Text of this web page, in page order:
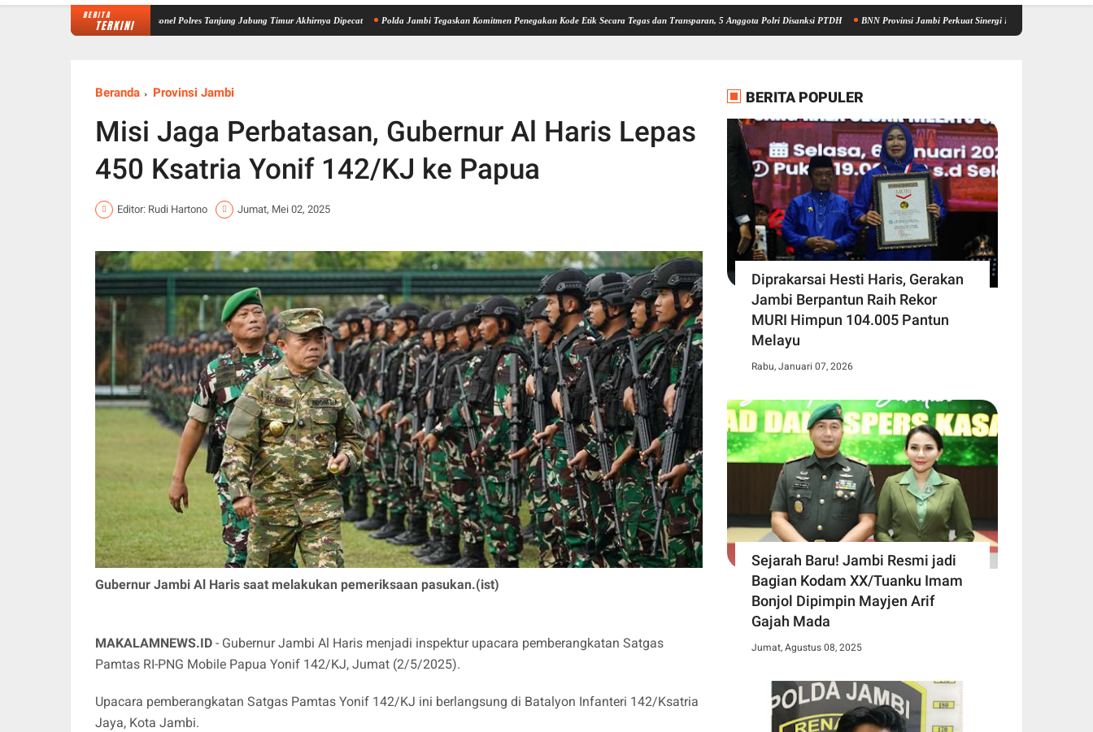
BERITA
TERKINI
Kasus Brigadir EWS Personel Polres Tanjung Jabung Timur Akhirnya Dipecat Polda Jambi Tegaskan Komitmen Penegakan Kode Etik Secara Tegas dan Transparan, 5 Anggota Polri Disanksi PTDH BNN Provinsi Jambi Perkuat Sinergi P4GN di Sarolangun, Brigjen Asep
Beranda Provinsi Jambi
Misi Jaga Perbatasan, Gubernur Al Haris Lepas
450 Ksatria Yonif 142/KJ ke Papua
Editor: Rudi Hartono Jumat, Mei 02, 2025
Gubernur Jambi Al Haris saat melakukan pemeriksaan pasukan.(ist)
MAKALAMNEWS.ID - Gubernur Jambi Al Haris menjadi inspektur upacara pemberangkatan Satgas
Pamtas RI-PNG Mobile Papua Yonif 142/KJ, Jumat (2/5/2025).
Upacara pemberangkatan Satgas Pamtas Yonif 142/KJ ini berlangsung di Batalyon Infanteri 142/Ksatria
Jaya, Kota Jambi.
BERITA POPULER
Diprakarsai Hesti Haris, Gerakan
Jambi Berpantun Raih Rekor
MURI Himpun 104.005 Pantun
Melayu
Rabu, Januari 07, 2026
Sejarah Baru! Jambi Resmi jadi
Bagian Kodam XX/Tuanku Imam
Bonjol Dipimpin Mayjen Arif
Gajah Mada
Jumat, Agustus 08, 2025